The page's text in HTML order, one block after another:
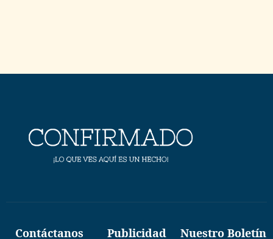
Contáctanos Publicidad
Nuestro Boletín